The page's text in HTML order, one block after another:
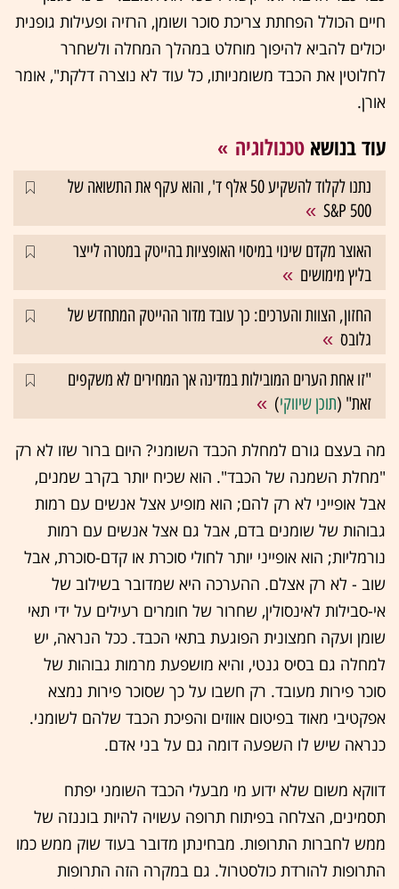
חיים הכולל הפחתת צריכת סוכר ושומן, הרזיה ופעילות גופנית
יכולים להביא להיפוך מוחלט במהלך המחלה ולשחרר
לחלוטין את הכבד משומניותו, כל עוד לא נוצרה דלקת", אומר
אורן.
עוד בנושא טכנולוגיה
נתנו לקלוד להשקיע 50 אלף ד', והוא עקף את התשואה של
S&P 500
האוצר מקדם שינוי במיסוי האופציות בהייטק במטרה לייצר
בליץ מימושים
החזון, הצוות והערכים: כך עובד מדור ההייטק המתחדש של
גלובס
"זו אחת הערים המובילות במדינה אך המחירים לא משקפים
זאת" (תוכן שיווקי)
מה בעצם גורם למחלת הכבד השומני? היום ברור שזו לא רק
"מחלת השמנה של הכבד". הוא שכיח יותר בקרב שמנים,
אבל אופייני לא רק להם; הוא מופיע אצל אנשים עם רמות
גבוהות של שומנים בדם, אבל גם אצל אנשים עם רמות
נורמליות; הוא אופייני יותר לחולי סוכרת או קדם-סוכרת, אבל
שוב - לא רק אצלם. ההערכה היא שמדובר בשילוב של
אי-סבילות לאינסולין, שחרור של חומרים רעילים על ידי תאי
שומן ועקה חמצונית הפוגעת בתאי הכבד. ככל הנראה, יש
למחלה גם בסיס גנטי, והיא מושפעת מרמות גבוהות של
סוכר פירות מעובד. רק חשבו על כך שסוכר פירות נמצא
אפקטיבי מאוד בפיטום אווזים והפיכת הכבד שלהם לשומני.
כנראה שיש לו השפעה דומה גם על בני אדם.
דווקא משום שלא ידוע מי מבעלי הכבד השומני יפתח
תסמינים, הצלחה בפיתוח תרופה עשויה להיות בוננזה של
ממש לחברות התרופות. מבחינתן מדובר בעוד שוק ממש כמו
התרופות להורדת כולסטרול. גם במקרה הזה התרופות